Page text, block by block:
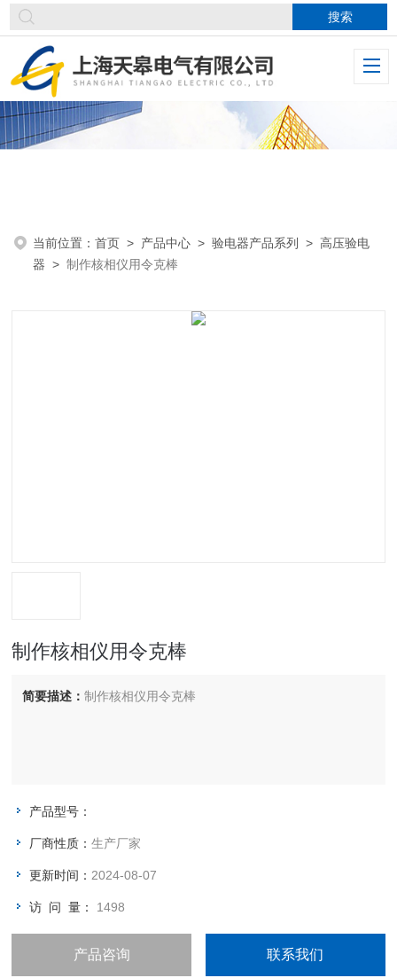
当前位置：首页 > 产品中心 >验电器产品系列 >高压验电
器 >制作核相仪用令克棒
制作核相仪用令克棒
简要描述：制作核相仪用令克棒
产品型号：
厂商性质：生产厂家
更新时间： 2024-08-07
访 问 量： 1498
产品咨询 联系我们